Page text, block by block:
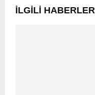
İLGILI HABERLER